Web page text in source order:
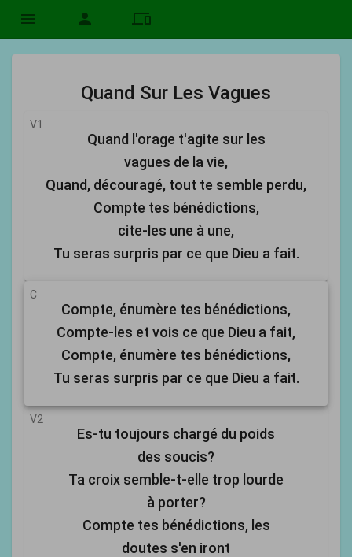
menu person devices
Quand Sur Les Vagues
V1
Quand l'orage t'agite sur les
vagues de la vie,
Quand, découragé, tout te semble perdu,
Compte tes bénédictions,
cite-les une à une,
Tu seras surpris par ce que Dieu a fait.
C
Compte, énumère tes bénédictions,
Compte-les et vois ce que Dieu a fait,
Compte, énumère tes bénédictions,
Tu seras surpris par ce que Dieu a fait.
V2
Es-tu toujours chargé du poids
des soucis?
Ta croix semble-t-elle trop lourde
à porter?
Compte tes bénédictions, les
doutes s'en iront